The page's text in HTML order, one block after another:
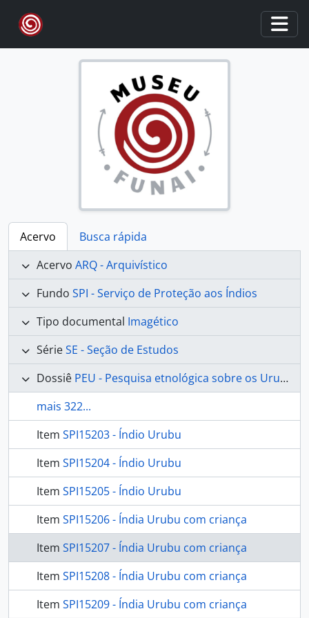
Skip to main content
Acervo
Busca rápida
Acervo ARQ - Arquivístico
Fundo SPI - Serviço de Proteção aos Índios
Tipo documental Imagético
SérieSE - Seção de Estudos
Dossiê PEU - Pesquisa etnológica sobre os Urubu
mais 322...
Item SPI15203 - Índio Urubu
Item SPI15204 - Índio Urubu
Item SPI15205 - Índio Urubu
Item SPI15206 - Índia Urubu com criança
Item SPI15207 - Índia Urubu com criança
Item SPI15208 - Índia Urubu com criança
Item SPI15209 - Índia Urubu com criança